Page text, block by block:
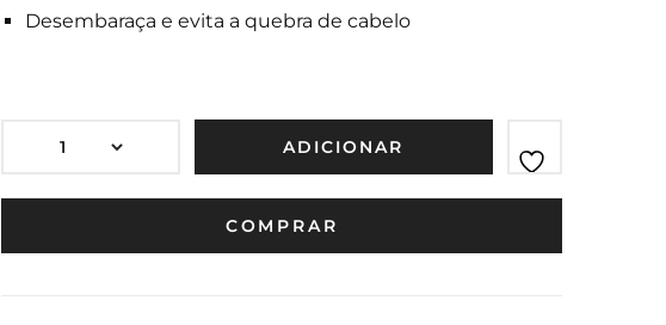
Desembaraça e evita a quebra de cabelo
ADICIONAR
COMPRAR